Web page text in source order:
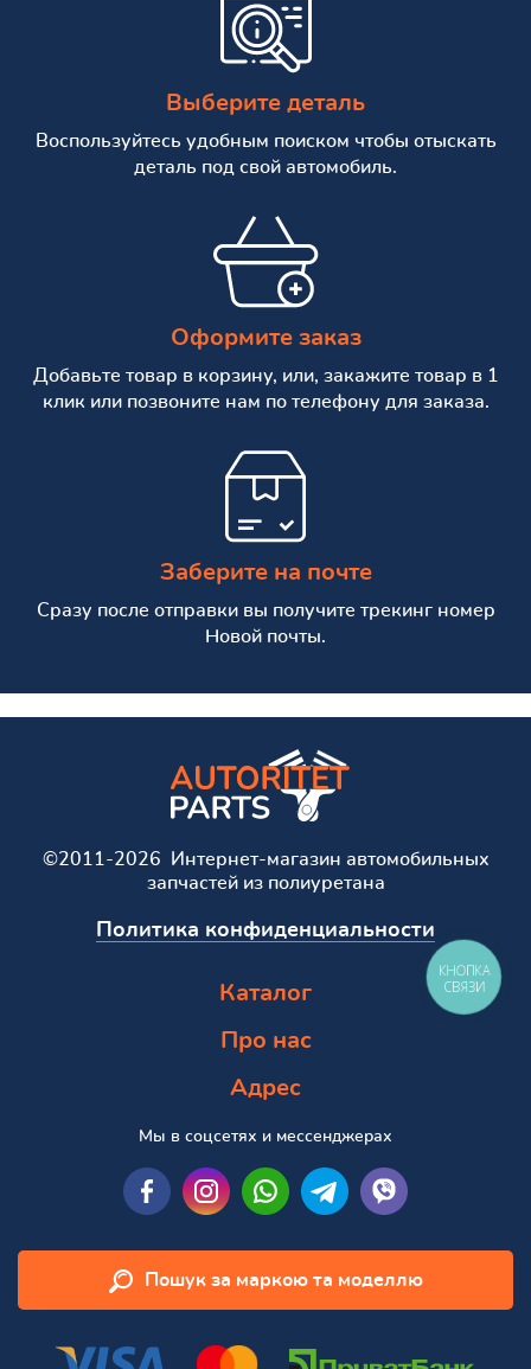
Выберите деталь
Воспользуйтесь удобным поиском чтобы отыскать
деталь под свой автомобиль.
Оформите заказ
Добавьте товар в корзину, или, закажите товар в 1
клик или позвоните нам по телефону для заказа.
Заберите на почте
Сразу после отправки вы получите трекинг номер
Новой почты.
©2011-2026 Интернет-магазин автомобильных
запчастей из полиуретана
Политика конфиденциальности
Каталог
Про нас
Адрес
Мы в соцсетях и мессенджерах
Пошук за маркою та моделлю
КНОПКА
СВЯЗИ